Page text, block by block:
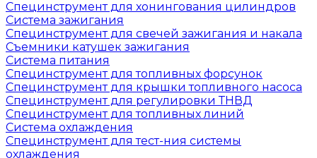
Специнструмент для хонингования цилиндров
Система зажигания
Специнструмент для свечей зажигания и накала
Съемники катушек зажигания
Система питания
Специнструмент для топливных форсунок
Специнструмент для крышки топливного насоса
Специнструмент для регулировки ТНВД
Специнструмент для топливных линий
Система охлаждения
Специнструмент для тест-ния системы
охлаждения